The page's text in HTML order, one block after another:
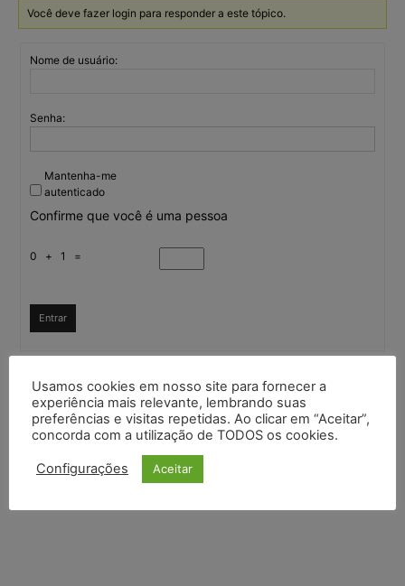
Você deve fazer login para responder a este tópico.
Nome de usuário:
Senha:
Mantenha-me
autenticado
Confirme que você é uma pessoa
0 + 1 =
Entrar
Continuar comGoogle
Continuar comX
Usamos cookies em nosso site para fornecer a
experiência mais relevante, lembrando suas
preferências e visitas repetidas. Ao clicar em “Aceitar”,
concorda com a utilização de TODOS os cookies.
Configurações Aceitar